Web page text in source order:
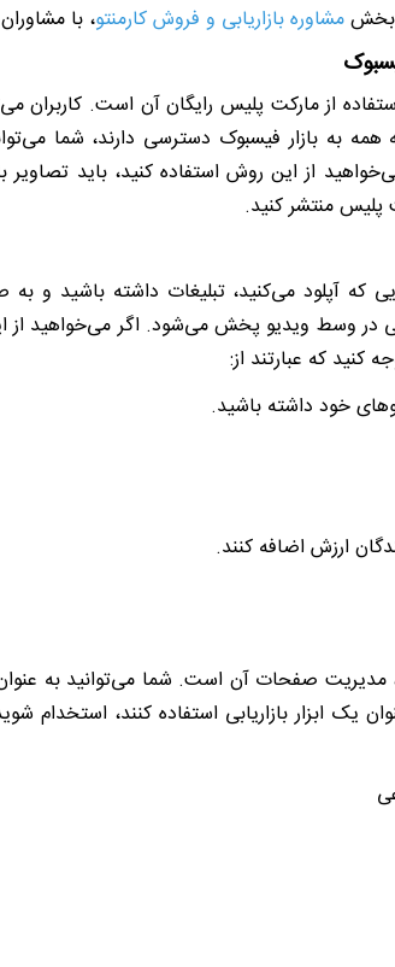
بخشمشاوره بازاریابی و فروش کارمنتو، با
از مارکت پلیس رایگان آن است. کاربران
به بازار فیسبوک دسترسی دارند، شما
از این روش استفاده کنید، باید تصاویر
پلیس منتشر کنید.
که آپلود می‌کنید، تبلیغات داشته باشید و
در وسط ویدیو پخش می‌شود. اگر می‌خواهید
کنید که عبارتند از:
ارزش اضافه کنند.
مدیریت صفحات آن است. شما می‌توانید به
یک ابزار بازاریابی استفاده کنند، استخدام